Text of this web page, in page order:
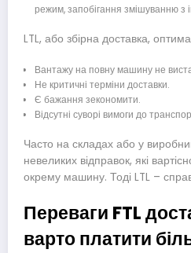
режим, запобігання змішуванню
LTL, або збірна доставка,
Вантажу на повну машину не
Не критичні терміни доставки.
Є бажання зекономити.
Відсутні суворі вимоги до
Часто на складах або у
невеликих відправок, які
окрему машину. Тоді LTL –
Переваги FTL
варто платити